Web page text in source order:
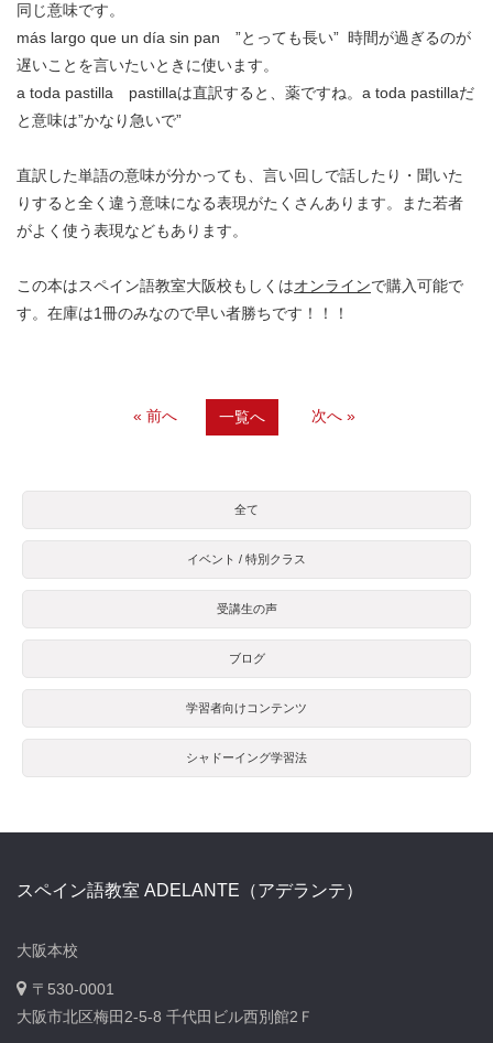
同じ意味です。
más largo que un día sin pan ”とっても長い” 時間が過ぎるのが
遅いことを言いたいときに使います。
a toda pastilla pastillaは直訳すると、薬ですね。a toda pastillaだ
と意味は”かなり急いで”
直訳した単語の意味が分かっても、言い回しで話したり・聞いた
りすると全く違う意味になる表現がたくさんあります。また若者
がよく使う表現などもあります。
この本はスペイン語教室大阪校もしくはオンラインで購入可能で
す。在庫は1冊のみなので早い者勝ちです！！！
« 前へ 一覧へ 次へ »
全て
イベント / 特別クラス
受講生の声
ブログ
学習者向けコンテンツ
シャドーイング学習法
スペイン語教室 ADELANTE（アデランテ）
大阪本校
〒530-0001
大阪市北区梅田2-5-8 千代田ビル西別館2Ｆ